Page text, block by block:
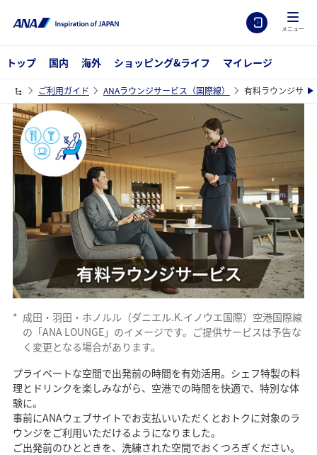
メニュー
トップ 国内 海外 ショッピング&ライフ マイレージ
ご利用ガイド ANAラウンジサービス（国際線） 有料ラウンジサー
* 成田・羽田・ホノルル（ダニエル.K.イノウエ国際）空港国際線
の「ANA LOUNGE」のイメージです。ご提供サービスは予告な
く変更となる場合があります。
プライベートな空間で出発前の時間を有効活用。シェフ特製の料
理とドリンクを楽しみながら、空港での時間を快適で、特別な体
験に。
事前にANAウェブサイトでお支払いいただくとおトクに対象のラ
ウンジをご利用いただけるようになりました。
ご出発前のひとときを、洗練された空間でおくつろぎください。